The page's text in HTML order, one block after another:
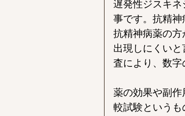
遅発性ジスキ
事です。抗精神
抗精神病薬の
出現しにくい
査により、数字
薬の効果や副
較試験という